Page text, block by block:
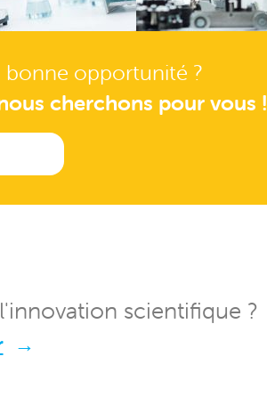
bonne opportunité ?
cherchons pour vous !
scientifique ?